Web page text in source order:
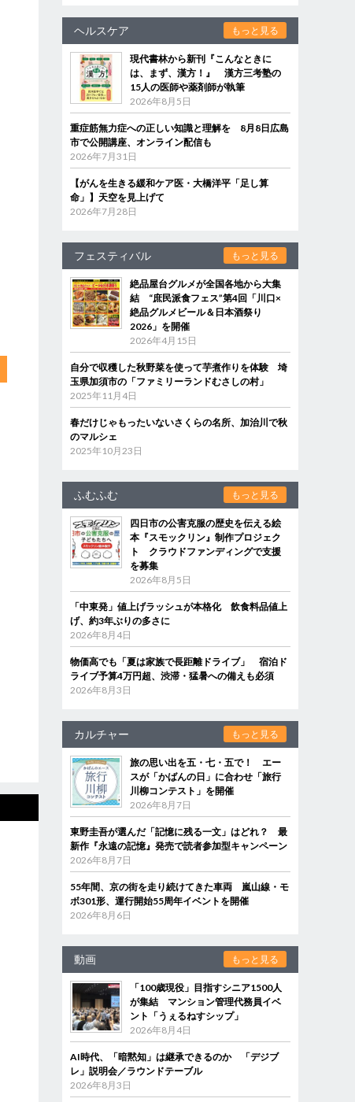
ヘルスケア もっと見る
現代書林から新刊『こんなときに
は、まず、漢方！』 漢方三考塾の
15人の医師や薬剤師が執筆
2026年8月5日
重症筋無力症への正しい知識と理解を 8月8日広島
市で公開講座、オンライン配信も
2026年7月31日
【がんを生きる緩和ケア医・大橋洋平「足し算
命」】天空を見上げて
2026年7月28日
フェスティバル もっと見る
絶品屋台グルメが全国各地から大集
結 “庶民派食フェス”第4回「川口×
絶品グルメビール＆日本酒祭り
2026」を開催
2026年4月15日
自分で収穫した秋野菜を使って芋煮作りを体験 埼
玉県加須市の「ファミリーランドむさしの村」
2025年11月4日
春だけじゃもったいないさくらの名所、加治川で秋
のマルシェ
2025年10月23日
ふむふむ もっと見る
四日市の公害克服の歴史を伝える絵
本『スモックリン』制作プロジェク
ト クラウドファンディングで支援
を募集
2026年8月5日
「中東発」値上げラッシュが本格化 飲食料品値上
げ、約3年ぶりの多さに
2026年8月4日
物価高でも「夏は家族で長距離ドライブ」 宿泊ド
ライブ予算4万円超、渋滞・猛暑への備えも必須
2026年8月3日
カルチャー もっと見る
旅の思い出を五・七・五で！ エー
スが「かばんの日」に合わせ「旅行
川柳コンテスト」を開催
2026年8月7日
東野圭吾が選んだ「記憶に残る一文」はどれ？ 最
新作『永遠の記憶』発売で読者参加型キャンペーン
2026年8月7日
55年間、京の街を走り続けてきた車両 嵐山線・モ
ボ301形、運行開始55周年イベントを開催
2026年8月6日
動画 もっと見る
「100歳現役」目指すシニア1500人
が集結 マンション管理代務員イベ
ント「うぇるねすシップ」
2026年8月4日
AI時代、「暗黙知」は継承できるのか 「デジブ
レ」説明会／ラウンドテーブル
2026年8月3日